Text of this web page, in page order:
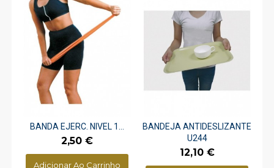
BANDA EJERC. NIVEL 1...
Preço
2,50 €
Adicionar Ao Carrinho
BANDEJA ANTIDESLIZANTE
U244
Preço
12,10 €